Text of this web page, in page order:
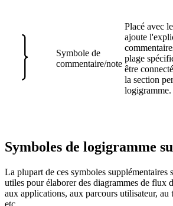
Symbole de
commentaire/note
Placé avec
ajoute
plage
être
la section
logigramme.
Symboles de logigramme
La plupart de ces symboles supplémentaires
utiles pour élaborer des diagrammes de flux
aux applications, aux parcours utilisateur, au
etc.